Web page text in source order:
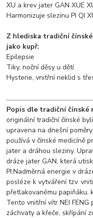
XU a krev jater GAN XUE
Harmonizuje slezinu PI QI
Z hlediska tradiční
jako kupř:
Epilepsie
Tiky, noční děsy u dětí
Hysterie, vnitřní neklid s
Popis dle tradiční čínské
originální tradiční čínské
upravena na dnešní
používá v čínské medicíně
jater a dráhou sleziny.
dráze jater GAN, která
PI.Nadměrná energie v
posléze k vytváření tzv.
přetlakovanému papiňáku,
Tento vnitřní vítr NEI
záchvaty a křeče, skřípání